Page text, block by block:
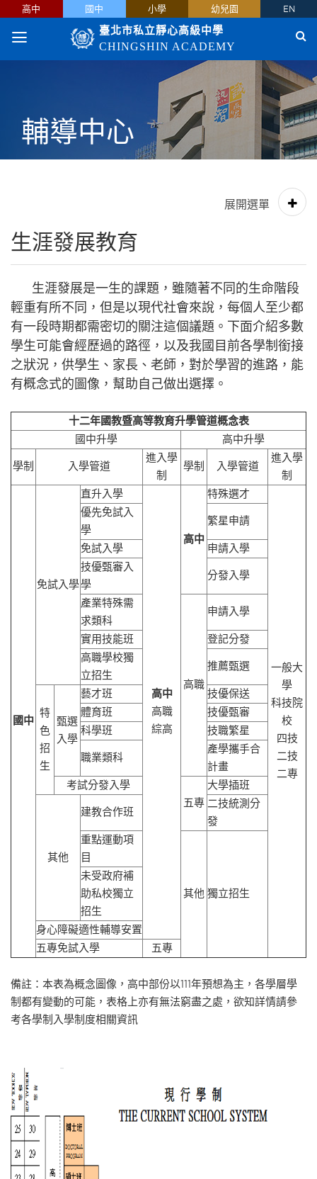
高中 國中 小學 幼兒園 EN
臺北市私立靜心高級中學
CHINGSHIN ACADEMY
輔導中心
生涯發展教育
生涯發展是一生的課題，雖隨著不同的生命階段
輕重有所不同，但是以現代社會來說，每個人至少都
有一段時期都需密切的關注這個議題。下面介紹多數
學生可能會經歷過的路徑，以及我國目前各學制銜接
之狀況，供學生、家長、老師，對於學習的進路，能
有概念式的圖像，幫助自己做出選擇。
十二年國教暨高等教育升學管道概念表
國中升學
高中升學
學制 入學管道
進入學
制
學制 入學管道
進入學
制
國中
免試入學
直升入學
高中
高職
綜高
高中
特殊選才
一般大
學
科技院
校
四技
二技
二專
優先免試入
學
繁星申請
免試入學
申請入學
技優甄審入
學
分發入學
產業特殊需
求類科
高職
申請入學
實用技能班
登記分發
高職學校獨
立招生
推薦甄選
特
色
招
生
甄選
入學
藝才班
技優保送
體育班
技優甄審
科學班
技職繁星
職業類科
產學攜手合
計畫
考試分發入學
五專
大學插班
其他
建教合作班
二技統測分
發
重點運動項
目
其他 獨立招生
未受政府補
助私校獨立
招生
身心障礙適性輔導安置
五專免試入學
五專
備註：本表為概念圖像，高中部份以111年預想為主，各學層學
制都有變動的可能，表格上亦有無法窮盡之處，欲知詳情請參
考各學制入學制度相關資訊